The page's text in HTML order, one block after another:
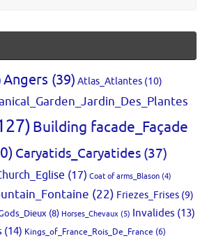
Angers (39) Atlas_Atlantes (10)
Building facade_Façade
Caryatids_Caryatides (37)
(17) Coat of arms_Blason (4)
(22) Friezes_Frises (9)
(8) Horses_Chevaux (5) Invalides (13)
(14) Kings_of_France_Rois_De_France (6)